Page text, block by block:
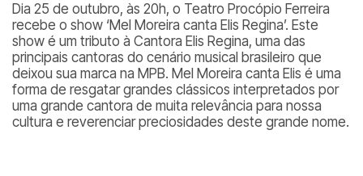
Dia 25 de outubro, às 20h, o Teatro Procópio Ferreira
recebe o show ‘Mel Moreira canta Elis Regina’. Este
show é um tributo à Cantora Elis Regina, uma das
principais cantoras do cenário musical brasileiro que
deixou sua marca na MPB. Mel Moreira canta Elis é uma
forma de resgatar grandes clássicos interpretados por
uma grande cantora de muita relevância para nossa
cultura e reverenciar preciosidades deste grande nome.